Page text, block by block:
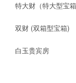
特大财（特大型宝箱
双财 (双箱型宝箱)
白玉贵宾房